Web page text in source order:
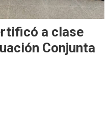
a clase
Conjunta